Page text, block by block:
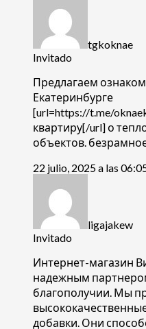
tgkoknae
Invitado
Предлагаем
Екатеринбурге
[url=https://t.me/
квартиру[/url] о
объектов.
22 julio, 2025 a las
ligajakew
Invitado
Интернет-магазин
надежным
благополучии. Мы
добавки. Они